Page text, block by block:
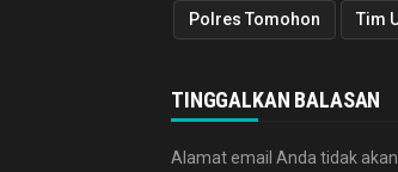
Polres Tomohon Tim
TINGGALKAN BALASAN
Alamat email Anda tidak akan